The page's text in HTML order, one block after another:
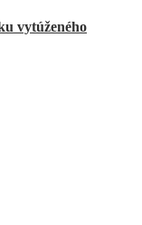
vytúženého